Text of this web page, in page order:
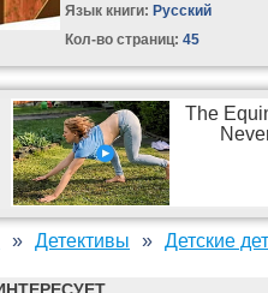
Язык книги: Русский
Кол-во страниц: 45
Детективы Детские